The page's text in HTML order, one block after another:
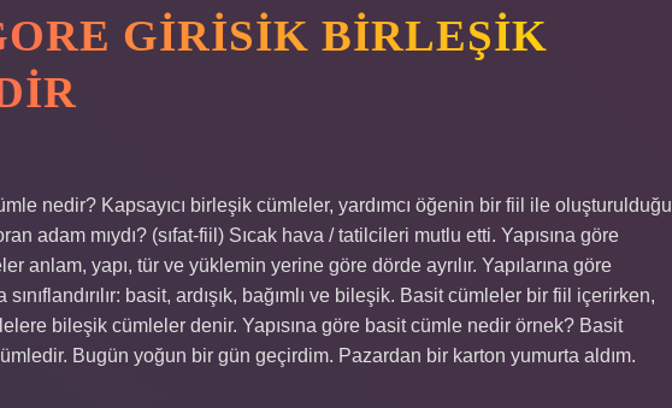
GIRISIK BIRLEŞIK
nedir? Kapsayıcı birleşik cümleler, yardımcı öğenin bir fiil ile oluşturulduğu
adam mıydı? (sıfat-fiil) Sıcak hava / tatilcileri mutlu etti. Yapısına göre
anlam, yapı, tür ve yüklemin yerine göre dörde ayrılır. Yapılarına göre
basit, ardışık, bağımlı ve bileşik. Basit cümleler bir fiil içerirken,
bileşik cümleler denir. Yapısına göre basit cümle nedir örnek? Basit
Bugün yoğun bir gün geçirdim. Pazardan bir karton yumurta aldım.